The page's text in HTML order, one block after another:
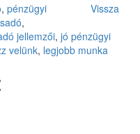
Vissza
, pénzügyi
,
jellemzői, jó pénzügyi
velünk, legjobb munka